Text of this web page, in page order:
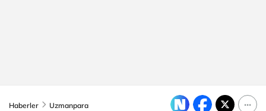
Haberler Uzmanpara